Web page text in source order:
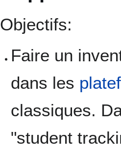
Objectifs:
Faire un
dans les
classiques.
"student